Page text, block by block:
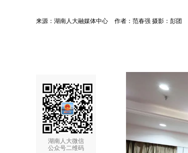
来源：湖南人大融媒体中心 作者：范春强 摄影：彭团
湖南人大微信
公众号二维码